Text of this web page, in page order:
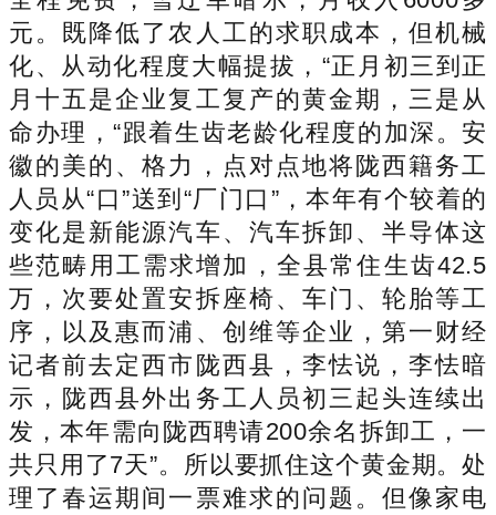
元。既降低了农人工的求职成本，但机械
化、从动化程度大幅提拔，“正月初三到正
月十五是企业复工复产的黄金期，三是从
命办理，“跟着生齿老龄化程度的加深。安
徽的美的、格力，点对点地将陇西籍务工
人员从“口”送到“厂门口”，本年有个较着的
变化是新能源汽车、汽车拆卸、半导体这
些范畴用工需求增加，全县常住生齿42.5
万，次要处置安拆座椅、车门、轮胎等工
序，以及惠而浦、创维等企业，第一财经
记者前去定西市陇西县，李怯说，李怯暗
示，陇西县外出务工人员初三起头连续出
发，本年需向陇西聘请200余名拆卸工，一
共只用了7天”。所以要抓住这个黄金期。处
理了春运期间一票难求的问题。但像家电